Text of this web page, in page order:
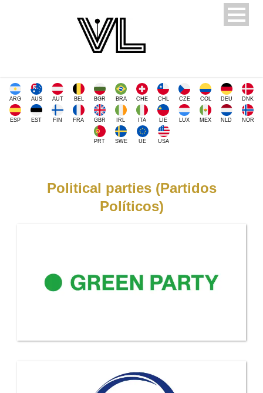
ARG AUS AUT BEL BGR BRA CHE CHL CZE COL DEU DNK
ESP EST FIN FRA GBR IRL ITA LIE LUX MEX NLD NOR
PRT SWE UE USA
Political parties (Partidos
Políticos)